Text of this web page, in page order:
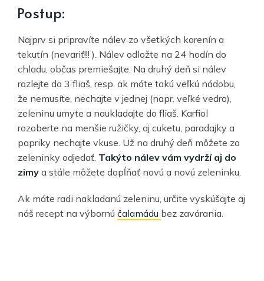
Postup:
Najprv si pripravíte nálev zo všetkých korenín a
tekutín (nevariť!!! ). Nálev odložte na 24 hodín do
chladu, občas premiešajte. Na druhý deň si nálev
rozlejte do 3 fliaš, resp. ak máte takú veľkú nádobu,
že nemusíte, nechajte v jednej (napr. veľké vedro),
zeleninu umyte a naukladajte do fliaš. Karfiol
rozoberte na menšie ružičky, aj cuketu, paradajky a
papriky nechajte vkuse. Už na druhý deň môžete zo
zeleninky odjedať. Takýto nálev vám vydrží aj do
zimy a stále môžete dopĺňať novú a novú zeleninku.
Ak máte radi nakladanú zeleninu, určite vyskúšajte aj
náš recept na výbornú čalamádu bez zavárania.